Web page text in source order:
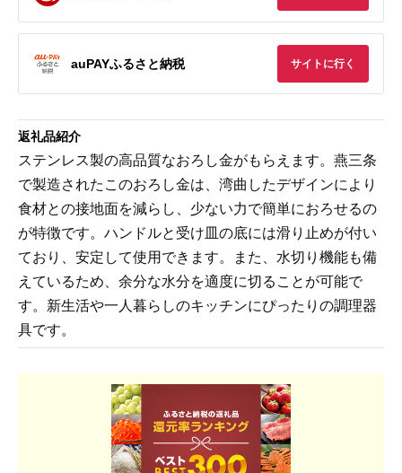
auPAYふるさと納税 サイトに行く
返礼品紹介
ステンレス製の高品質なおろし金がもらえます。燕三条
で製造されたこのおろし金は、湾曲したデザインにより
食材との接地面を減らし、少ない力で簡単におろせるの
が特徴です。ハンドルと受け皿の底には滑り止めが付い
ており、安定して使用できます。また、水切り機能も備
えているため、余分な水分を適度に切ることが可能で
す。新生活や一人暮らしのキッチンにぴったりの調理器
具です。